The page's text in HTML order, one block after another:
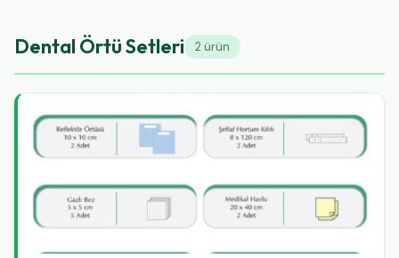
Dental Örtü Setleri 2 ürün